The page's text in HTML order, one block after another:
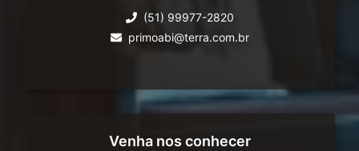
(51) 99977-2820
primoabi@terra.com.br
Venha nos conhecer